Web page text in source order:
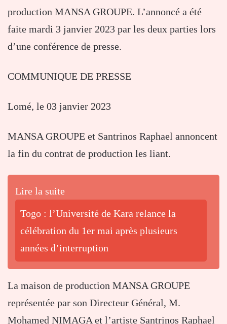
production MANSA GROUPE. L’annoncé a été
faite mardi 3 janvier 2023 par les deux parties lors
d’une conférence de presse.
COMMUNIQUE DE PRESSE
Lomé, le 03 janvier 2023
MANSA GROUPE et Santrinos Raphael annoncent
la fin du contrat de production les liant.
Lire la suite
Togo : l’Université de Kara relance la
célébration du 1er mai après plusieurs
années d’interruption
La maison de production MANSA GROUPE
représentée par son Directeur Général, M.
Mohamed NIMAGA et l’artiste Santrinos Raphael